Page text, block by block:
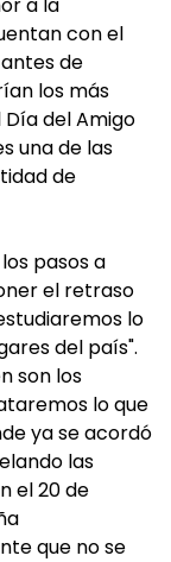
con el
de
los más
del Amigo
una de las
de
pasos a
el retraso
lo
del país".
son los
lo que
ya se acordó
las
el 20 de
que no se